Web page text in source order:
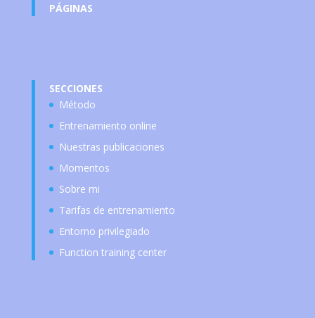
PÁGINAS
SECCIONES
Método
Entrenamiento online
Nuestras publicaciones
Momentos
Sobre mi
Tarifas de entrenamiento
Entorno privilegiado
Function training center